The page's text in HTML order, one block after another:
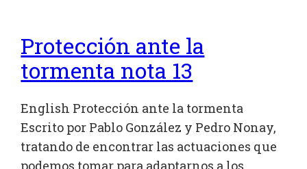
Protección ante la
tormenta nota 13
English Protección ante la tormenta
Escrito por Pablo González y Pedro Nonay,
tratando de encontrar las actuaciones que
podemos tomar para adaptarnos a los